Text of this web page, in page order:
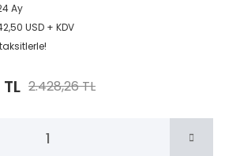
Ay
USD + KDV
2.428,26 TL